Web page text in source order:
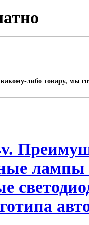
какому-либо товару, мы